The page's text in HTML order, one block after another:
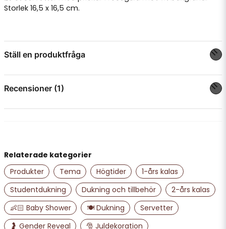
Storlek 16,5 x 16,5 cm.
Ställ en produktfråga
Fråga oss något om denna produkten...
email
Mejladress
Ja, ni får publicera min fråga
Recensioner (1)
produkter!
Relaterade kategorier
Produkter
Tema Högtider
1-års kalas
Studentdukning
Dukning och tillbehör
2-års kalas
👶🏻 Baby Shower
🍽️ Dukning
Servetter
🤰 Gender Reveal
🎅 Juldekoration